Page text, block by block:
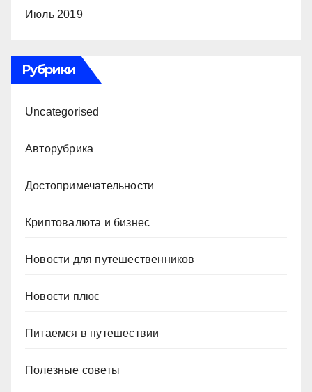
Июль 2019
Рубрики
Uncategorised
Авторубрика
Достопримечательности
Криптовалюта и бизнес
Новости для путешественников
Новости плюс
Питаемся в путешествии
Полезные советы